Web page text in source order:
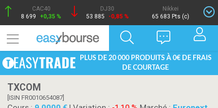
CAC40
8 699
+0,35 %
DJ30
53 885
-0,85 %
Nikkei
65 683 Pts (c)
PLUS DE 20 000 PRODUITS À 0€ DE FRAIS
DE COURTAGE
TXCOM
[ISIN FR0010654087]